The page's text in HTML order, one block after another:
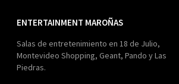
ENTERTAINMENT MAROÑAS
Salas de entretenimiento en 18 de Julio,
Montevideo Shopping, Geant, Pando y Las
Piedras.